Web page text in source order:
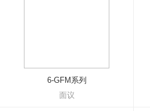
6-GFM系列
面议